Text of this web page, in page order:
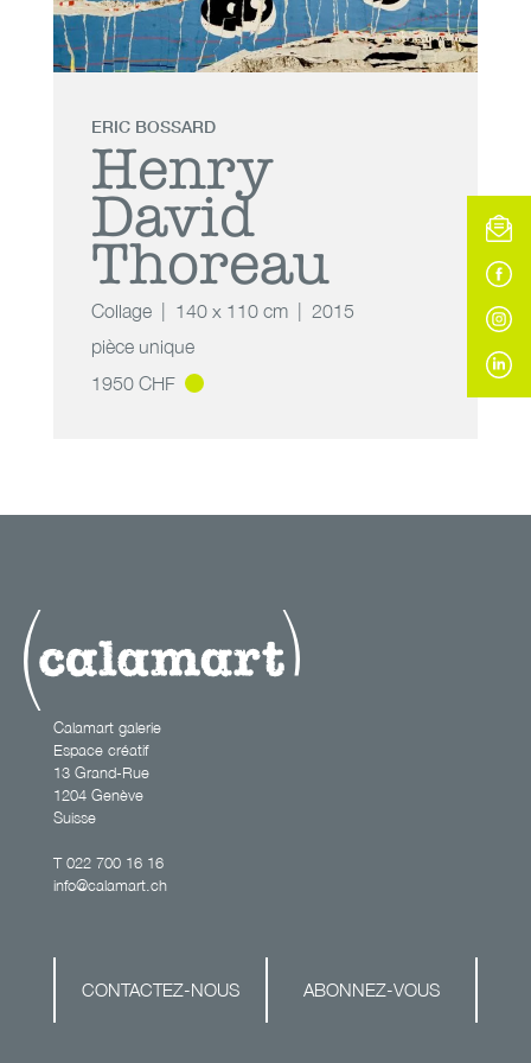
ERIC BOSSARD
Henry
David
Thoreau
Collage 140 x 110 cm
2015
pièce unique
1950 CHF
Henry David
Calamart galerie
Espace créatif
13 Grand-Rue
1204 Genève
Suisse
T 022 700 16 16
info@calamart.ch
CONTACTEZ-NOUS ABONNEZ-VOUS